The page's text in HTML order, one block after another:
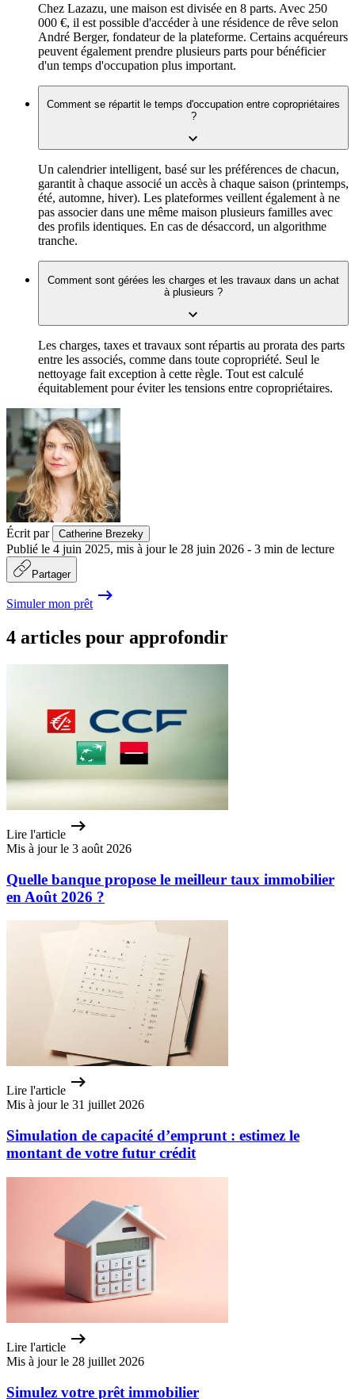
Chez Lazazu, une maison est divisée en 8 parts. Avec 250
000 €, il est possible d'accéder à une résidence de rêve selon
André Berger, fondateur de la plateforme. Certains acquéreurs
peuvent également prendre plusieurs parts pour bénéficier
d'un temps d'occupation plus important.
Comment se répartit le temps d'occupation entre copropriétaires
?
Un calendrier intelligent, basé sur les préférences de chacun,
garantit à chaque associé un accès à chaque saison (printemps,
été, automne, hiver). Les plateformes veillent également à ne
pas associer dans une même maison plusieurs familles avec
des profils identiques. En cas de désaccord, un algorithme
tranche.
Comment sont gérées les charges et les travaux dans un achat
à plusieurs ?
Les charges, taxes et travaux sont répartis au prorata des parts
entre les associés, comme dans toute copropriété. Seul le
nettoyage fait exception à cette règle. Tout est calculé
équitablement pour éviter les tensions entre copropriétaires.
Écrit par Catherine Brezeky
Publié le 4 juin 2025, mis à jour le 28 juin 2026 - 3 min de lecture
Partager
Simuler mon prêt
4 articles pour approfondir
Lire l'article
Mis à jour le 3 août 2026
Quelle banque propose le meilleur taux immobilier
en Août 2026 ?
Lire l'article
Mis à jour le 31 juillet 2026
Simulation de capacité d’emprunt : estimez le
montant de votre futur crédit
Lire l'article
Mis à jour le 28 juillet 2026
Simulez votre prêt immobilier